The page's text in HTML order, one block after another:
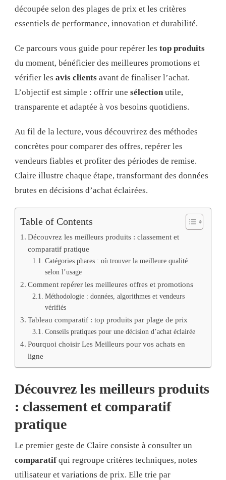
découpée selon des plages de prix et les critères
essentiels de performance, innovation et durabilité.
Ce parcours vous guide pour repérer les top produits
du moment, bénéficier des meilleures promotions et
vérifier les avis clients avant de finaliser l’achat.
L’objectif est simple : offrir une sélectionutile,
transparente et adaptée à vos besoins quotidiens.
Au fil de la lecture, vous découvrirez des méthodes
concrètes pour comparer des offres, repérer les
vendeurs fiables et profiter des périodes de remise.
Claire illustre chaque étape, transformant des données
brutes en décisions d’achat éclairées.
Table of Contents
Découvrez les meilleurs produits : classement et
comparatif pratique
Catégories phares : où trouver la meilleure qualité
selon l’usage
Comment repérer les meilleures offres et promotions
Méthodologie : données, algorithmes et vendeurs
vérifiés
Tableau comparatif : top produits par plage de prix
Conseils pratiques pour une décision d’achat éclairée
Pourquoi choisir Les Meilleurs pour vos achats en
ligne
Découvrez les meilleurs produits
: classement et comparatif
pratique
Le premier geste de Claire consiste à consulter un
comparatif qui regroupe critères techniques, notes
utilisateur et variations de prix. Elle trie par